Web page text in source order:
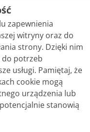
w
od celu i sposobu
Finansów.
będące
nie jest to
zapewnienia
witryny oraz do
strony. Dzięki nim
do potrzeb
usługi. Pamiętaj, że
cookie mogą
urządzenia lub
stanowią